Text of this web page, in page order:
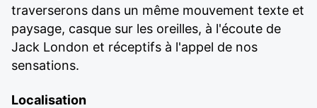
traverserons dans un même mouvement texte et
paysage, casque sur les oreilles, à l'écoute de
Jack London et réceptifs à l'appel de nos
sensations.
Localisation